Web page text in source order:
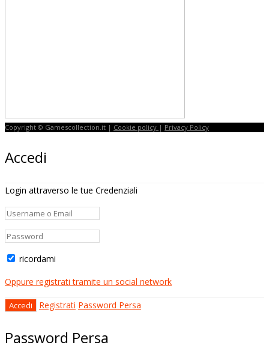
Copyright © Gamescollection.it | Cookie policy | Privacy Policy
Accedi
Login attraverso le tue Credenziali
ricordami
Oppure registrati tramite un social network
Registrati Password Persa
Password Persa